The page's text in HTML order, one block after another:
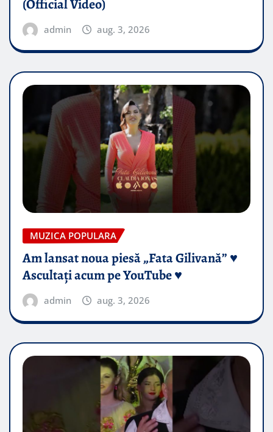
(Official Video)
admin aug. 3, 2026
MUZICA POPULARA
Am lansat noua piesă „Fata Gilivană” ♥️
Ascultați acum pe YouTube ♥️
admin aug. 3, 2026